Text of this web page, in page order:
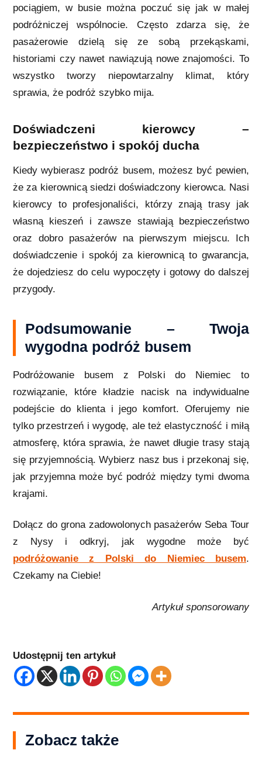
pociągiem, w busie można poczuć się jak w małej
podróżniczej wspólnocie. Często zdarza się, że
pasażerowie dzielą się ze sobą przekąskami,
historiami czy nawet nawiązują nowe znajomości. To
wszystko tworzy niepowtarzalny klimat, który
sprawia, że podróż szybko mija.
Doświadczeni kierowcy –
bezpieczeństwo i spokój ducha
Kiedy wybierasz podróż busem, możesz być pewien,
że za kierownicą siedzi doświadczony kierowca. Nasi
kierowcy to profesjonaliści, którzy znają trasy jak
własną kieszeń i zawsze stawiają bezpieczeństwo
oraz dobro pasażerów na pierwszym miejscu. Ich
doświadczenie i spokój za kierownicą to gwarancja,
że dojedziesz do celu wypoczęty i gotowy do dalszej
przygody.
Podsumowanie – Twoja
wygodna podróż busem
Podróżowanie busem z Polski do Niemiec to
rozwiązanie, które kładzie nacisk na indywidualne
podejście do klienta i jego komfort. Oferujemy nie
tylko przestrzeń i wygodę, ale też elastyczność i miłą
atmosferę, która sprawia, że nawet długie trasy stają
się przyjemnością. Wybierz nasz bus i przekonaj się,
jak przyjemna może być podróż między tymi dwoma
krajami.
Dołącz do grona zadowolonych pasażerów Seba Tour
z Nysy i odkryj, jak wygodne może być
podróżowanie z Polski do Niemiec busem.
Czekamy na Ciebie!
Artykuł sponsorowany
Udostępnij ten artykuł
Zobacz także